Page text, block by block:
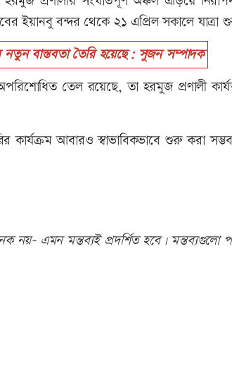
ইয়ানবু বন্দর থেকে ২১ এপ্রিল সকালে যাত্রা
নতুন বাস্তবতা তৈরি হয়েছে: সুজন সম্পাদক
তেল রয়েছে, তা হরমুজ প্রণালী
কার্যক্রম আবারও স্বাভাবিকভাবে শুরু করা সম্ভব
এমন মন্তব্যই প্রদর্শিত হবে। মন্তব্যগুলো